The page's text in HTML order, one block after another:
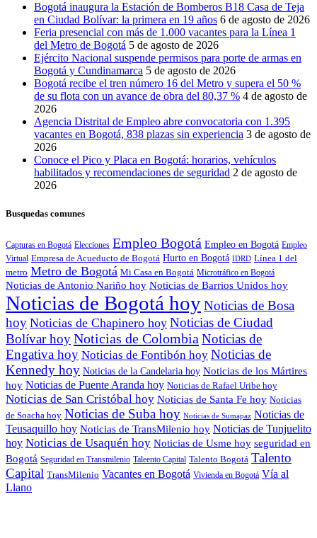
Bogotá inaugura la Estación de Bomberos B18 Casa de Teja
en Ciudad Bolívar: la primera en 19 años 6 de agosto de 2026
Feria presencial con más de 1.000 vacantes para la Línea 1
del Metro de Bogotá 5 de agosto de 2026
Ejército Nacional suspende permisos para porte de armas en
Bogotá y Cundinamarca 5 de agosto de 2026
Bogotá recibe el tren número 16 del Metro y supera el 50 %
de su flota con un avance de obra del 80,37 % 4 de agosto de
2026
Agencia Distrital de Empleo abre convocatoria con 1.395
vacantes en Bogotá, 838 plazas sin experiencia 3 de agosto de
2026
Conoce el Pico y Placa en Bogotá: horarios, vehículos
habilitados y recomendaciones de seguridad 2 de agosto de
2026
Busquedas comunes
Capturas en Bogotá Elecciones Empleo Bogotá Empleo en Bogotá Empleo
Virtual Empresa de Acueducto de Bogotá Hurto en Bogotá IDRD Línea 1 del
metro Metro de Bogotá Mi Casa en Bogotá Microtráfico en Bogotá
Noticias de Antonio Nariño hoy Noticias de Barrios Unidos hoy
Noticias de Bogotá hoyNoticias de Bosa
hoy Noticias de Chapinero hoy Noticias de Ciudad
Bolívar hoyNoticias de Colombia Noticias de
Engativa hoy Noticias de Fontibón hoy Noticias de
Kennedy hoy Noticias de la Candelaria hoy Noticias de los Mártires
hoy Noticias de Puente Aranda hoy Noticias de Rafael Uribe hoy
Noticias de San Cristóbal hoy Noticias de Santa Fe hoy Noticias
de Soacha hoy Noticias de Suba hoy Noticias de Sumapaz Noticias de
Teusaquillo hoy Noticias de TransMilenio hoy Noticias de Tunjuelito
hoy Noticias de Usaquén hoy Noticias de Usme hoy seguridad en
Bogotá Seguridad en Transmilenio Taleento Capital Talento Bogotá Talento
Capital TransMilenio Vacantes en Bogotá Vivienda en Bogotá Vía al
Llano